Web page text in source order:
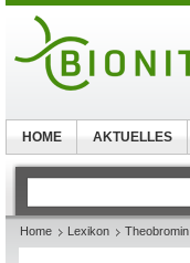
Home Lexikon Theobromin
HOME AKTUELLES